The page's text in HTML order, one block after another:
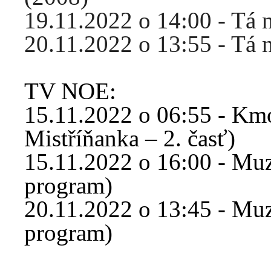
19.11.2022 o 14:00 - Tá
20.11.2022 o 13:55 - Tá
TV NOE:
15.11.2022 o 06:55 -
Mistříňanka – 2. časť)
15.11.2022 o 16:00 -
program)
20.11.2022 o 13:45 -
program)